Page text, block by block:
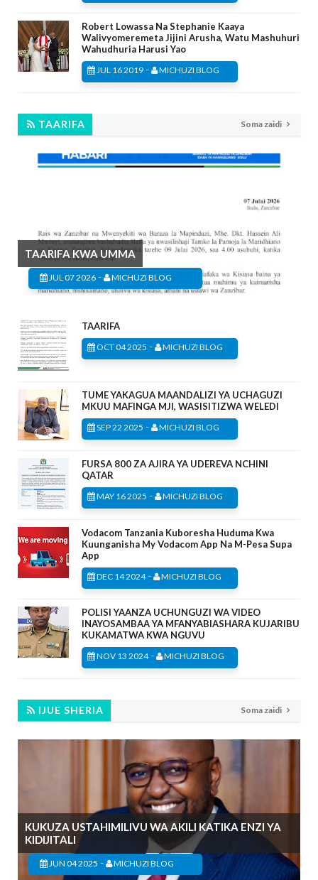
Robert Lowassa Na Stephanie Kaaya
Walivyomeremeta Jijini Arusha, Watu Mashuhuri
Wahudhuria Harusi Yao
JUL 16 2019 - MICHUZI BLOG
TAARIFA Soma zaidi
TAARIFA KWA UMMA
JUL 07 2026 - MICHUZI BLOG
TAARIFA
OCT 04 2025 - MICHUZI BLOG
TUME YAKAGUA MAANDALIZI YA UCHAGUZI
MKUU MAFINGA MJI, WASISITIZWA WELEDI
SEP 22 2025 - MICHUZI BLOG
FURSA 800 ZA AJIRA YA UDEREVA NCHINI
QATAR
MAY 16 2025 - MICHUZI BLOG
Vodacom Tanzania Kuboresha Huduma Kwa
Kuunganisha My Vodacom App Na M-Pesa Supa
App
DEC 14 2024- MICHUZI BLOG
POLISI YAANZA UCHUNGUZI WA VIDEO
INAYOSAMBAA YA MFANYABIASHARA KUJARIBU
KUKAMATWA KWA NGUVU
NOV 13 2024- MICHUZI BLOG
IJUE SHERIA Soma zaidi
KUKUZA USTAHIMILIVU WA AKILI KATIKA ENZI YA
KIDIJITALI
JUN 04 2025 - MICHUZI BLOG